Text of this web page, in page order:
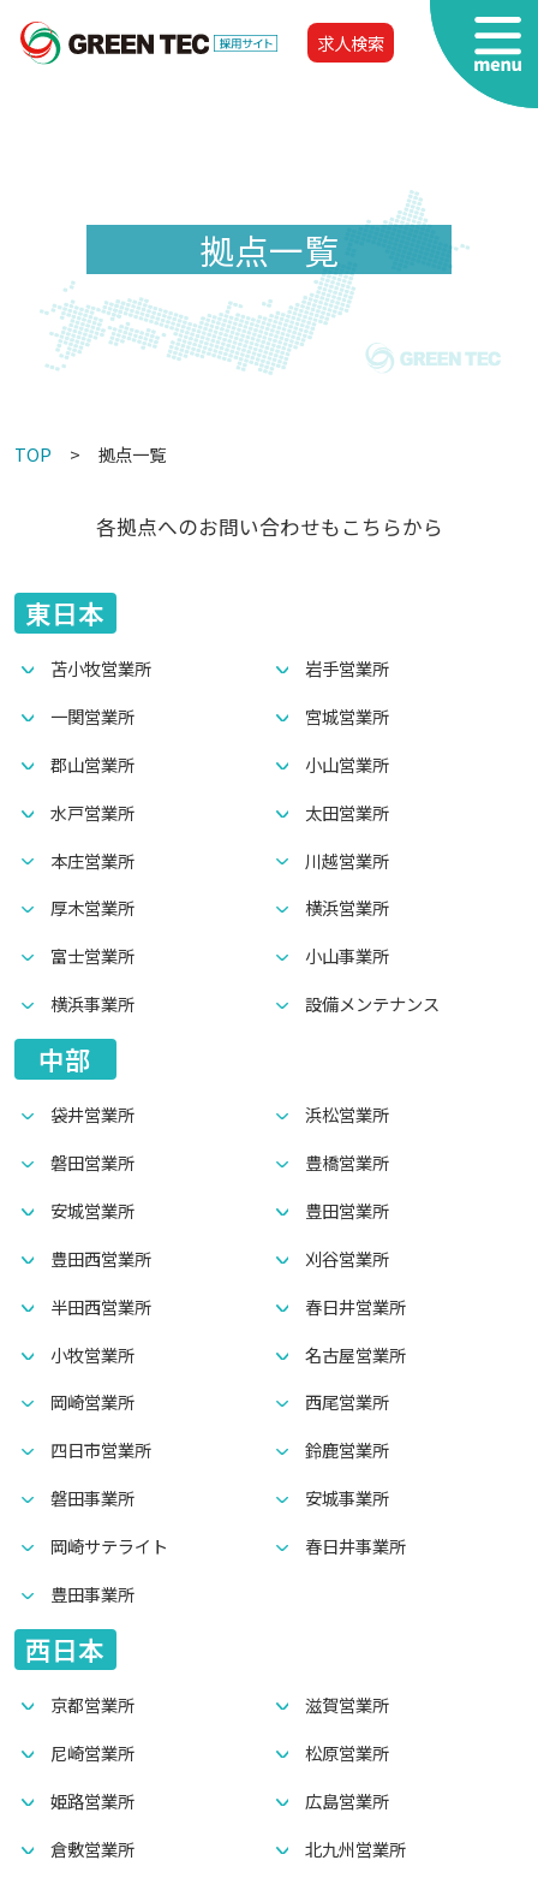
求人検索
拠点一覧
TOP 拠点一覧
各拠点へのお問い合わせもこちらから
東日本
苫小牧営業所
岩手営業所
一関営業所
宮城営業所
郡山営業所
小山営業所
水戸営業所
太田営業所
本庄営業所
川越営業所
厚木営業所
横浜営業所
富士営業所
小山事業所
横浜事業所
設備メンテナンス
中部
袋井営業所
浜松営業所
磐田営業所
豊橋営業所
安城営業所
豊田営業所
豊田西営業所
刈谷営業所
半田西営業所
春日井営業所
小牧営業所
名古屋営業所
岡崎営業所
西尾営業所
四日市営業所
鈴鹿営業所
磐田事業所
安城事業所
岡崎サテライト
春日井事業所
豊田事業所
西日本
京都営業所
滋賀営業所
尼崎営業所
松原営業所
姫路営業所
広島営業所
倉敷営業所
北九州営業所